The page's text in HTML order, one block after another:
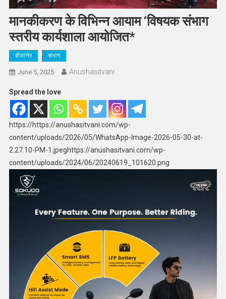
मानकीकरण के विभिन्न आयाम ‘विषयक संभाग
स्तरीय कार्यशाला आयोजित*
बीकानेर संभाग
June 5, 2025 Anushasitvani
Spread the love
https://https://anushasitvani.com/wp-
content/uploads/2026/05/WhatsApp-Image-2026-05-30-at-
2.27.10-PM-1.jpeghttps://anushasitvani.com/wp-
content/uploads/2024/06/20240619_101620.png